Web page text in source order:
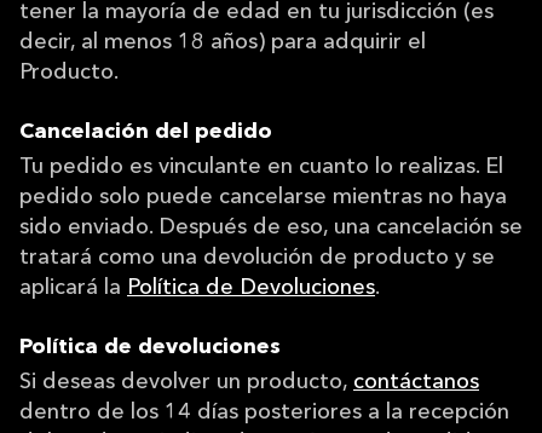
tener la mayoría de edad en tu jurisdicción (es
decir, al menos 18 años) para adquirir el
Producto.
Cancelación del pedido
Tu pedido es vinculante en cuanto lo realizas. El
pedido solo puede cancelarse mientras no haya
sido enviado. Después de eso, una cancelación se
tratará como una devolución de producto y se
aplicará la Política de Devoluciones.
Política de devoluciones
Si deseas devolver un producto, contáctanos
dentro de los 14 días posteriores a la recepción